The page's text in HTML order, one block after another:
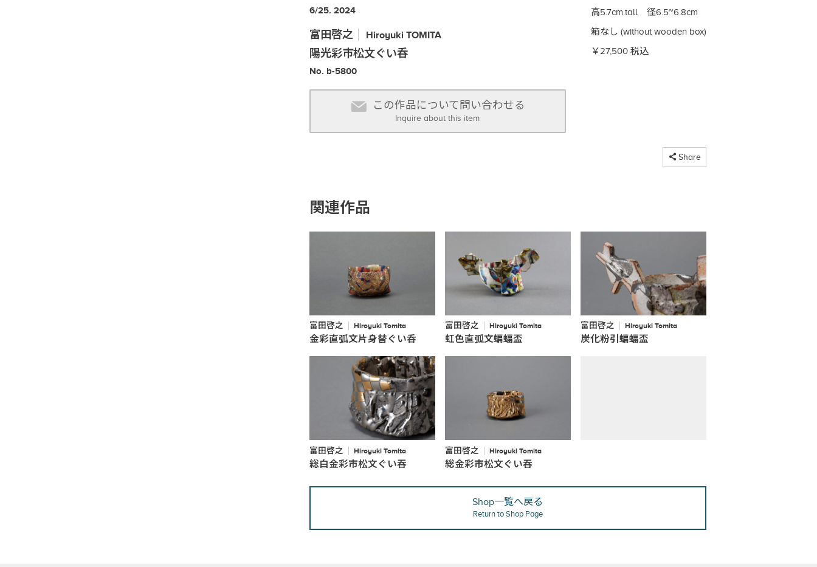
6/25. 2024
富田啓之 Hiroyuki TOMITA
陽光彩市松文ぐい呑
No. b-5800
高5.7cm.tall 径6.5~6.8cm
箱なし (without wooden box)
￥27,500 税込
この作品について問い合わせる
Inquire about this item
Share
コピーしました
関連作品
富田啓之 Hiroyuki Tomita
金彩直弧文片身替ぐい呑
富田啓之 Hiroyuki Tomita
虹色直弧文蝙蝠盃
富田啓之 Hiroyuki Tomita
炭化粉引蝙蝠盃
富田啓之 Hiroyuki Tomita
総白金彩市松文ぐい吞
富田啓之 Hiroyuki Tomita
総金彩市松文ぐい吞
Shop一覧へ戻る
Return to Shop Page